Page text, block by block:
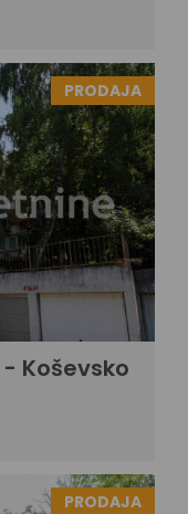
PRODAJA
Koševsko
PRODAJA